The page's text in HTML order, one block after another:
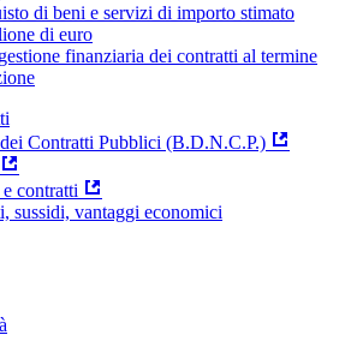
di beni e servizi di importo stimato
di euro
finanziaria dei contratti al termine
Contratti Pubblici (B.D.N.C.P.)
contratti
sussidi, vantaggi economici